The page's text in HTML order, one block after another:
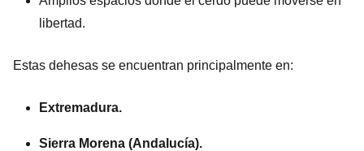
libertad.
Estas dehesas se encuentran principalmente en:
Extremadura.
Sierra Morena (Andalucía).